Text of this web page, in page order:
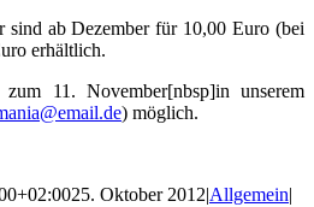
ab Dezember für 10,00 Euro (bei
erhältlich.
11. November[nbsp]in unserem
) möglich.
25. Oktober 2012|Allgemein|